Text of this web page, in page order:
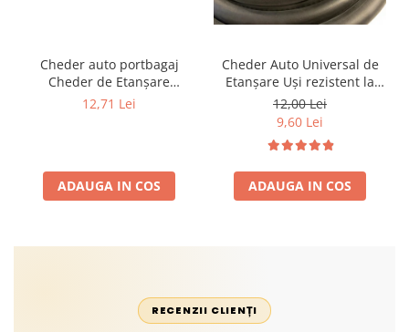
Cheder auto portbagaj
Cheder de Etanșare
Profesional din Cauciuc -
Liniar
12,71 Lei
ADAUGA IN COS
Cheder Auto Universal de
Etanșare Uși rezistent la
intemperii, raze UV,
îmbătrânire și temperaturi
extreme
12,00 Lei
9,60 Lei
ADAUGA IN COS
RECENZII CLIENȚI